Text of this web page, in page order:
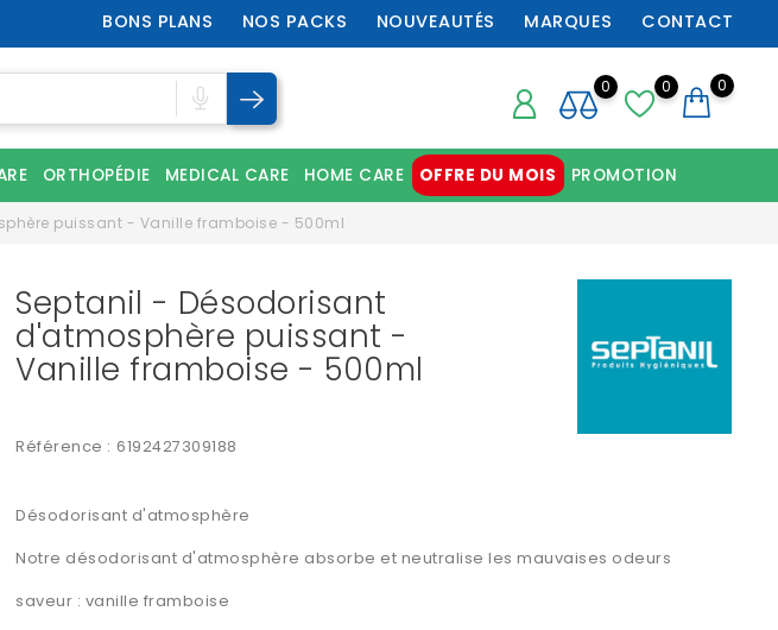
BONS PLANS NOS PACKS NOUVEAUTÉS MARQUES CONTACT
0 0
0
ORTHOPÉDIE MEDICAL CARE HOME CARE OFFRE DU MOIS PROMOTION
puissant - Vanille framboise - 500ml
Septanil - Désodorisant
d'atmosphère puissant -
Vanille framboise - 500ml
Référence : 6192427309188
Désodorisant d'atmosphère
Notre désodorisant d'atmosphère absorbe et neutralise les mauvaises odeurs
saveur : vanille framboise